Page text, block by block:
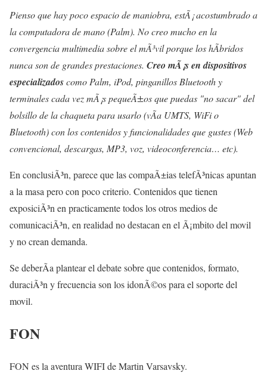
Pienso que hay poco espacio de maniobra, estÃ¡ acostumbrado a
la computadora de mano (Palm). No creo mucho en la
convergencia multimedia sobre el mÃ³vil porque los hÃ­bridos
nunca son de grandes prestaciones. Creo mÃ¡s en dispositivos
especializadoscomo Palm, iPod, pinganillos Bluetooth y
terminales cada vez mÃ¡s pequeÃ±os que puedas "no sacar" del
bolsillo de la chaqueta para usarlo (vÃ­a UMTS, WiFi o
Bluetooth) con los contenidos y funcionalidades que gustes (Web
convencional, descargas, MP3, voz, videoconferencia… etc).
En conclusiÃ³n, parece que las compaÃ±ias telefÃ³nicas apuntan
a la masa pero con poco criterio. Contenidos que tienen
exposiciÃ³n en practicamente todos los otros medios de
comunicaciÃ³n, en realidad no destacan en el Ã¡mbito del movil
y no crean demanda.
Se deberÃ­a plantear el debate sobre que contenidos, formato,
duraciÃ³n y frecuencia son los idonÃ©os para el soporte del
movil.
FON
FON es la aventura WIFI de Martin Varsavsky.